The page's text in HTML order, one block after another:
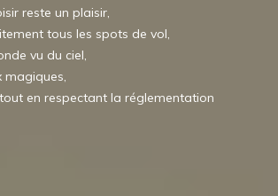
reste un plaisir,
tous les spots de vol,
vu du ciel,
magiques,
en respectant la réglementation